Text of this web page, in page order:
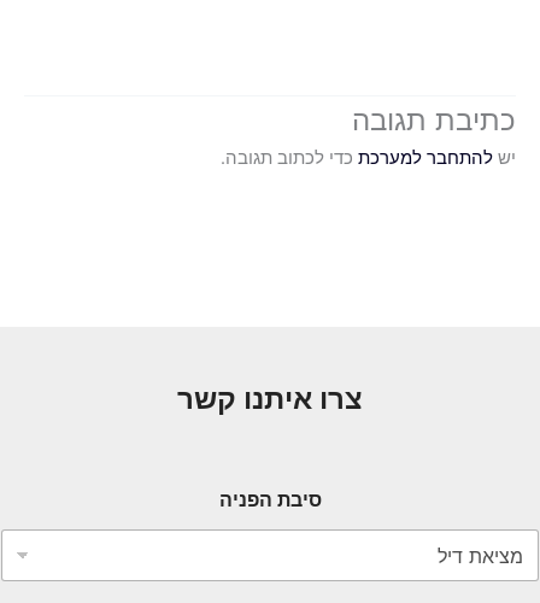
כתיבת תגובה
יש להתחבר למערכת כדי לכתוב תגובה.
צרו איתנו קשר
סיבת הפניה